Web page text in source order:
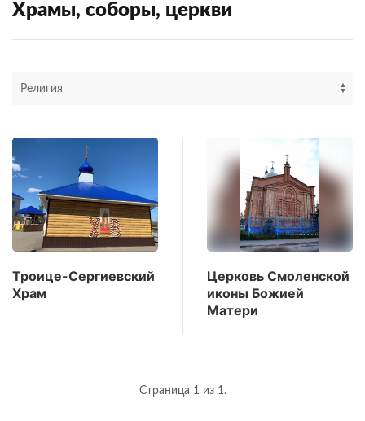
Храмы, соборы, церкви
Троице-Сергиевский
Храм
Церковь Смоленской
иконы Божией
Матери
Страница 1 из 1.